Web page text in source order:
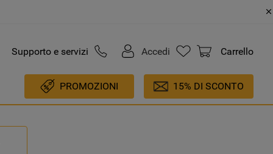
Supporto e servizi Accedi Carrello
PROMOZIONI 15% DI SCONTO